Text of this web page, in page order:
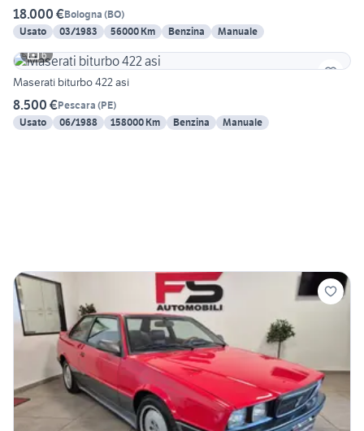
18.000 €Bologna (BO)
Usato
03/1983 56000 Km Benzina
Manuale
6
Maserati biturbo 422 asi
8.500 €Pescara (PE)
Usato
06/1988 158000 Km Benzina Manuale